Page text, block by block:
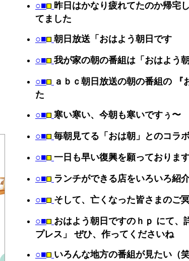
○■ 昨日はかなり疲れてたのか帰宅
てました
○■ 朝日放送「おはよう朝日です
○■ 我が家の朝の番組は「おはよう
○■ ａｂｃ朝日放送の朝の番組の
た
○■ 寒い寒い、今朝も寒いですぅ〜
○■ 毎朝見てる「おは朝」とのコラ
○■ 一日も早い復興を願っておりま
○■ ランチができる店をいろいろ紹
○■ そして、亡くなった皆さまのご
○■ おはよう朝日ですのｈｐ にて、
プレス」 ぜひ、作ってくださいね
○■ いろんな地方の番組が見たい（笑